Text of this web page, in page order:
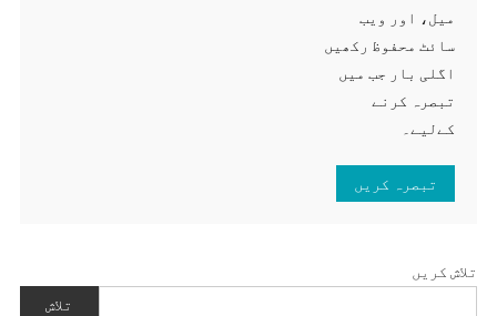
میل، اور ویب
سائٹ محفوظ رکھیں
اگلی بار جب میں
تبصرہ کرنے
کےلیے۔
تلاش کریں
تلاش